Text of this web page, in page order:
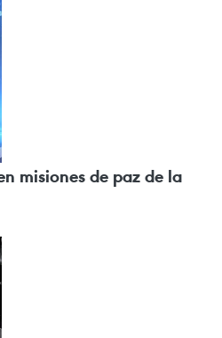
misiones de paz de la